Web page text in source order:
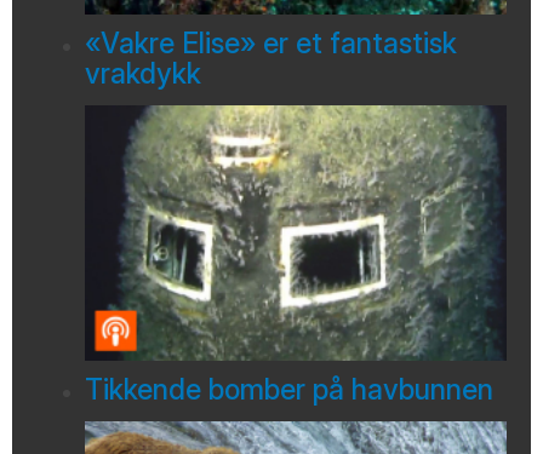
«Vakre Elise» er et fantastisk
vrakdykk
Tikkende bomber på havbunnen